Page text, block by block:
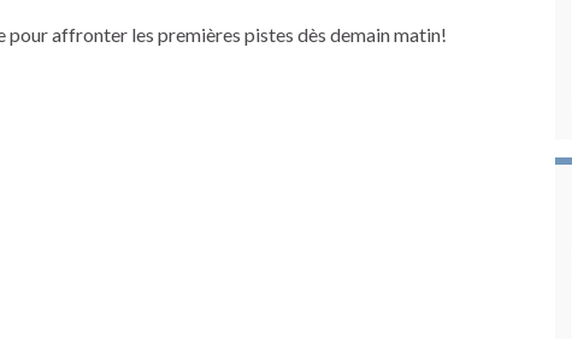
pour affronter les premières pistes dès demain matin!